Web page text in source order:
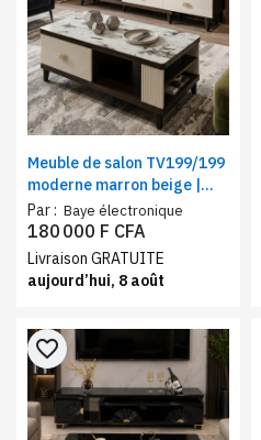
Meuble de salon TV199/199
moderne marron beige |
Ensemble table TV + table
basse assortie
Par : Baye électronique
180 000 F CFA
Livraison GRATUITE
aujourd’hui, 8 août
favorite_border